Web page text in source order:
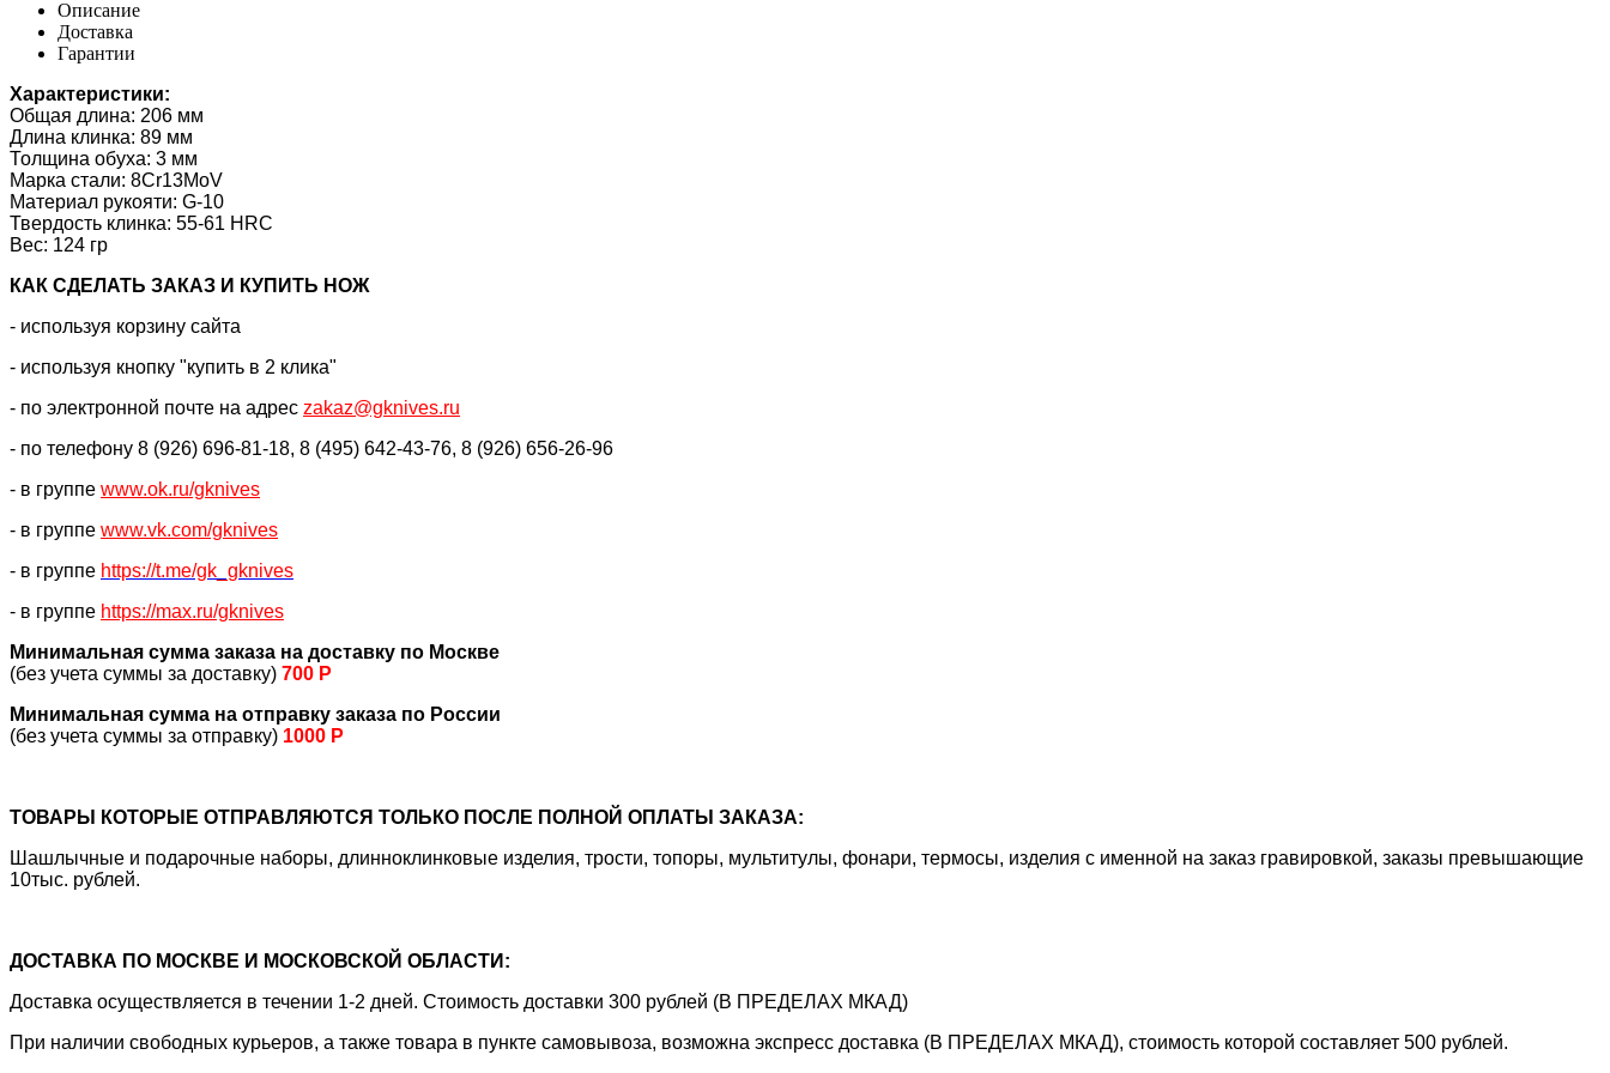
Описание
Доставка
Гарантии
Характеристики:
Общая длина: 206 мм
Длина клинка: 89 мм
Толщина обуха: 3 мм
Марка стали: 8Cr13MoV
Материал рукояти: G-10
Твердость клинка: 55-61 HRC
Вес: 124 гр
КАК CДЕЛАТЬ ЗАКАЗ И КУПИТЬ НОЖ
- используя корзину сайта
- используя кнопку "купить в 2 клика"
- по электронной почте на адрес zakaz@gknives.ru
- по телефону 8 (926) 696-81-18, 8 (495) 642-43-76, 8 (926) 656-26-96
- в группе www.ok.ru/gknives
- в группе www.vk.com/gknives
- в группе https://t.me/gk_gknives
- в группе https://max.ru/gknives
Минимальная сумма заказа на доставку по Москве
(без учета суммы за доставку) 700 Р
Минимальная сумма на отправку заказа по России
(без учета суммы за отправку) 1000 Р
ТОВАРЫ КОТОРЫЕ ОТПРАВЛЯЮТСЯ ТОЛЬКО ПОСЛЕ ПОЛНОЙ ОПЛАТЫ ЗАКАЗА:
Шашлычные и подарочные наборы, длинноклинковые изделия, трости, топоры, мультитулы, фонари, термосы, изделия с именной на заказ гравировкой, заказы превышающие
10тыс. рублей.
ДОСТАВКА ПО МОСКВЕ И МОСКОВСКОЙ ОБЛАСТИ:
Доставка осуществляется в течении 1-2 дней. Стоимость доставки 300 рублей (В ПРЕДЕЛАХ МКАД)
При наличии свободных курьеров, а также товара в пункте самовывоза, возможна экспресс доставка (В ПРЕДЕЛАХ МКАД), стоимость которой составляет 500 рублей.